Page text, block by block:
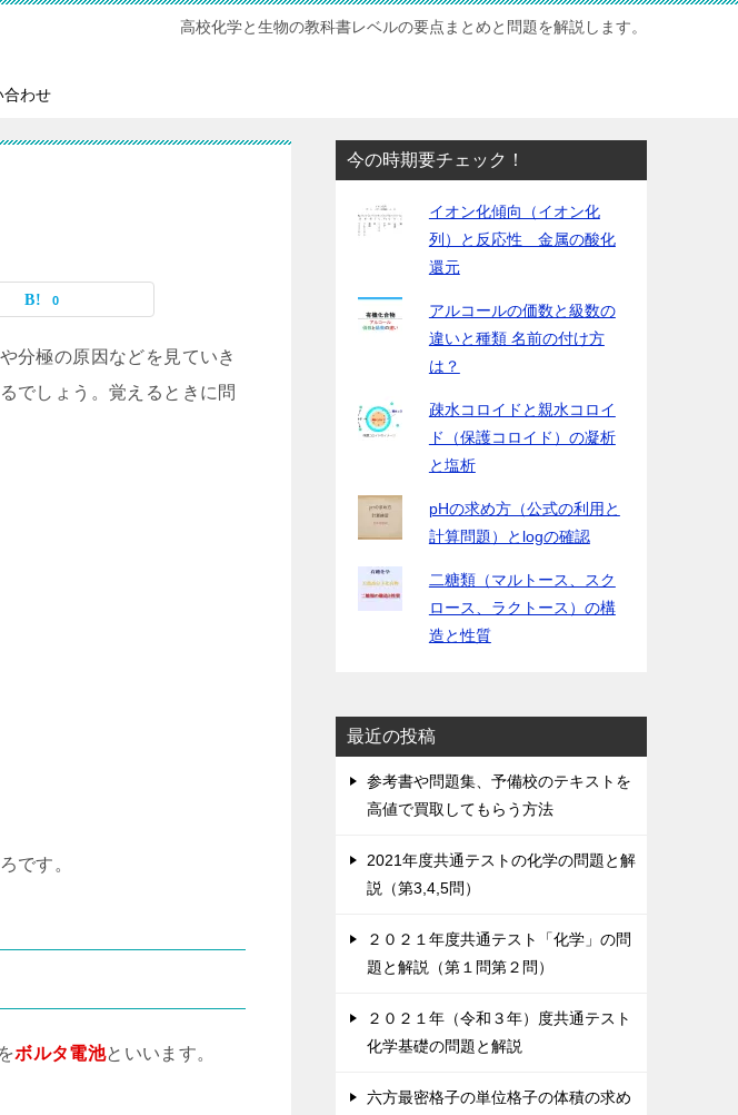
高校化学と生物の教科書レベルの要点まとめと問題を解説します。
合わせ
0
分極の原因などを見ていき
でしょう。覚えるときに問
です。
ボルタ電池といいます。
今の時期要チェック！
イオン化傾向（イオン化
列）と反応性 金属の酸化
還元
アルコールの価数と級数の
違いと種類 名前の付け方
は？
疎水コロイドと親水コロイ
ド（保護コロイド）の凝析
と塩析
pHの求め方（公式の利用と
計算問題）とlogの確認
二糖類（マルトース、スク
ロース、ラクトース）の構
造と性質
最近の投稿
参考書や問題集、予備校のテキストを
高値で買取してもらう方法
2021年度共通テストの化学の問題と解
説（第3,4,5問）
２０２１年度共通テスト「化学」の問
題と解説（第１問第２問）
２０２１年（令和３年）度共通テスト
化学基礎の問題と解説
六方最密格子の単位格子の体積の求め